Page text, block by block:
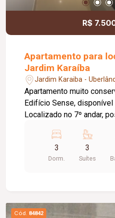
R$
Apartamento para
Jardim Karaíba
Jardim Karaiba -
Apartamento muito
Edifício Sense, disponível
Localizado no 7º andar,
dois apartamentos por
eletrônica. O imóvel
acabamento em mármore
sacada possui
3
Dorm.
3
Suítes
Cód. 84842